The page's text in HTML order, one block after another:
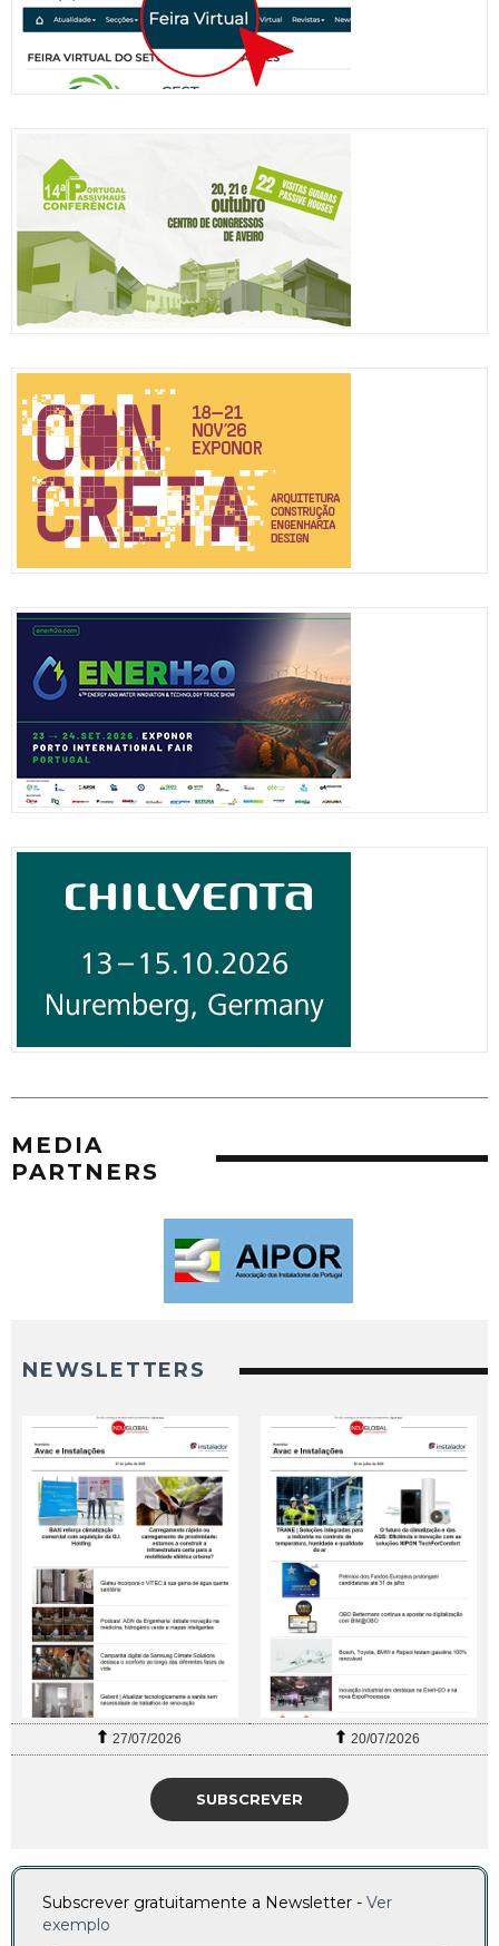
MEDIA
PARTNERS
NEWSLETTERS
27/07/2026 20/07/2026
SUBSCREVER
Subscrever gratuitamente a Newsletter - Ver
exemplo